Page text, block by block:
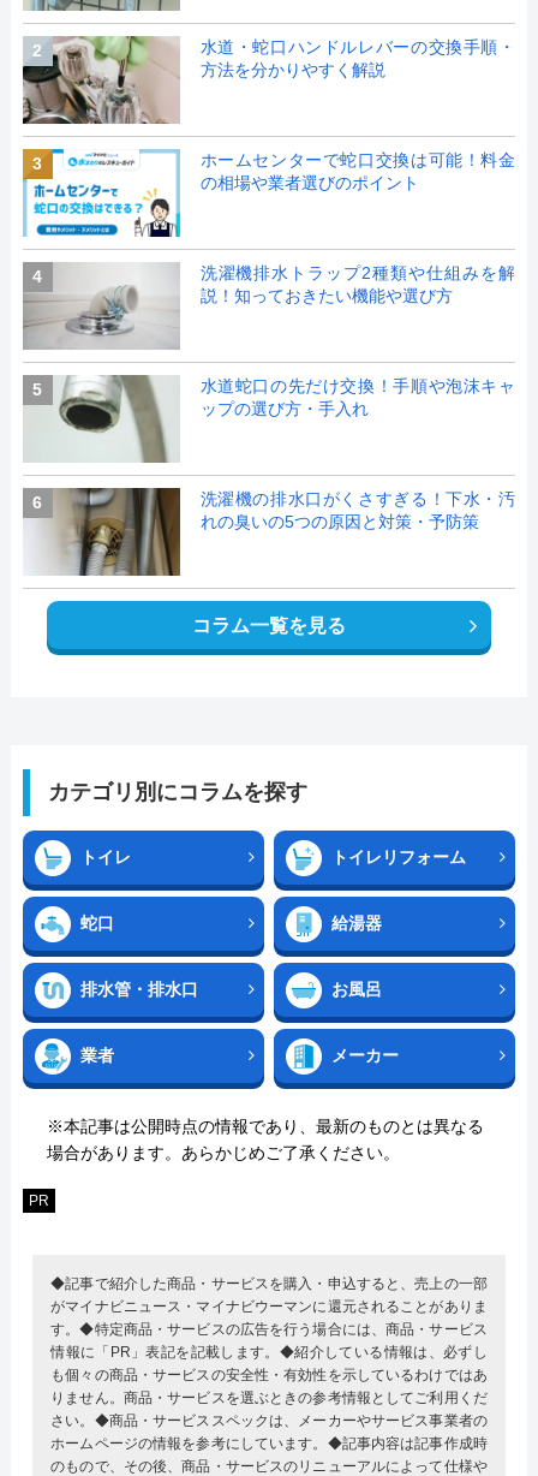
2
水道・蛇口ハンドルレバーの交換手順・
方法を分かりやすく解説
3
ホームセンターで蛇口交換は可能！料金
の相場や業者選びのポイント
4
洗濯機排水トラップ2種類や仕組みを解
説！知っておきたい機能や選び方
5
水道蛇口の先だけ交換！手順や泡沫キャ
ップの選び方・手入れ
6
洗濯機の排水口がくさすぎる！下水・汚
れの臭いの5つの原因と対策・予防策
コラム一覧を見る
カテゴリ別にコラムを探す
トイレ トイレリフォーム
蛇口 給湯器
排水管・排水口 お風呂
業者 メーカー
※本記事は公開時点の情報であり、最新のものとは異なる
場合があります。あらかじめご了承ください。
PR
◆記事で紹介した商品・サービスを購入・申込すると、売上の一部
がマイナビニュース・マイナビウーマンに還元されることがありま
す。◆特定商品・サービスの広告を行う場合には、商品・サービス
情報に「PR」表記を記載します。◆紹介している情報は、必ずし
も個々の商品・サービスの安全性・有効性を示しているわけではあ
りません。商品・サービスを選ぶときの参考情報としてご利用くだ
さい。◆商品・サービススペックは、メーカーやサービス事業者の
ホームページの情報を参考にしています。◆記事内容は記事作成時
のもので、その後、商品・サービスのリニューアルによって仕様や